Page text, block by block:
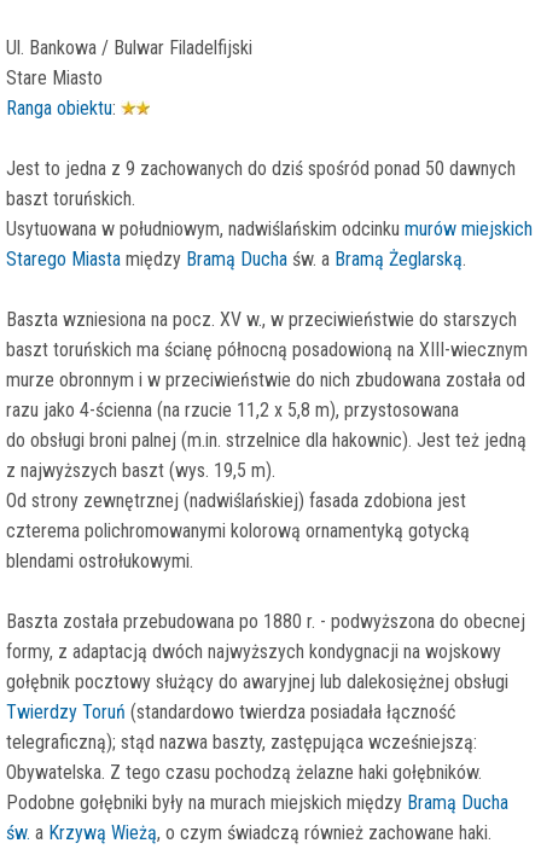
Ul. Bankowa / Bulwar Filadelfijski
Stare Miasto
Ranga obiektu:
Jest to jedna z 9 zachowanych do dziś spośród ponad 50 dawnych
baszt toruńskich.
Usytuowana w południowym, nadwiślańskim odcinku murów miejskich
Starego Miasta między Bramą Ducha św. a Bramą Żeglarską.
Baszta wzniesiona na pocz. XV w., w przeciwieństwie do starszych
baszt toruńskich ma ścianę północną posadowioną na XIII-wiecznym
murze obronnym i w przeciwieństwie do nich zbudowana została od
razu jako 4-ścienna (na rzucie 11,2 x 5,8 m), przystosowana
do obsługi broni palnej (m.in. strzelnice dla hakownic). Jest też jedną
z najwyższych baszt (wys. 19,5 m).
Od strony zewnętrznej (nadwiślańskiej) fasada zdobiona jest
czterema polichromowanymi kolorową ornamentyką gotycką
blendami ostrołukowymi.
Baszta została przebudowana po 1880 r. - podwyższona do obecnej
formy, z adaptacją dwóch najwyższych kondygnacji na wojskowy
gołębnik pocztowy służący do awaryjnej lub dalekosiężnej obsługi
Twierdzy Toruń (standardowo twierdza posiadała łączność
telegraficzną); stąd nazwa baszty, zastępująca wcześniejszą:
Obywatelska. Z tego czasu pochodzą żelazne haki gołębników.
Podobne gołębniki były na murach miejskich między Bramą Ducha
św. a Krzywą Wieżą, o czym świadczą również zachowane haki.